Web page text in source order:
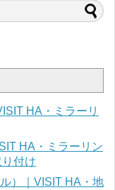
HA・ミラーリ
HA・ミラーリン
付け
）｜VISIT HA・地